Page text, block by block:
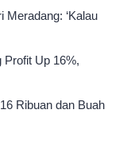
‘Kalau
Profit Up 16%,
Ribuan dan Buah